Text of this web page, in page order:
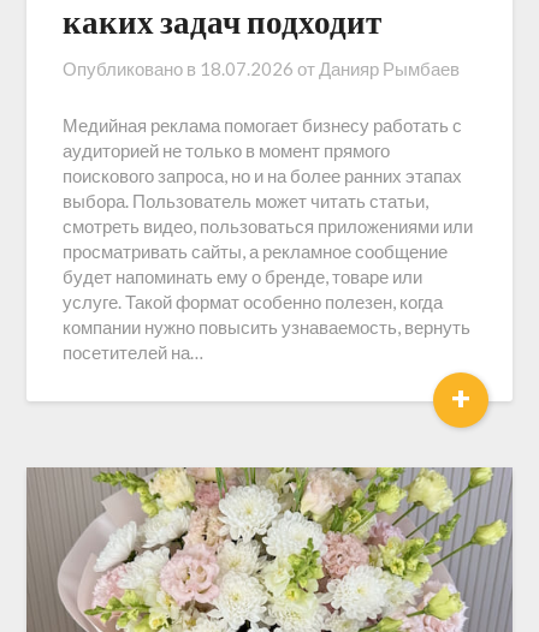
каких задач подходит
Опубликовано в 18.07.2026 от Данияр Рымбаев
Медийная реклама помогает бизнесу работать с
аудиторией не только в момент прямого
поискового запроса, но и на более ранних этапах
выбора. Пользователь может читать статьи,
смотреть видео, пользоваться приложениями или
просматривать сайты, а рекламное сообщение
будет напоминать ему о бренде, товаре или
услуге. Такой формат особенно полезен, когда
компании нужно повысить узнаваемость, вернуть
посетителей на…
+